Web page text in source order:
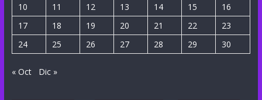
10
11 12 13 14 15
16
17
18 19 20 21 22
23
24
25 26 27 28 29 30
« Oct Dic »